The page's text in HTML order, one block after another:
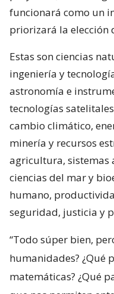
funcionará como un
priorizará la elección
Estas son ciencias
ingeniería y
astronomía e
tecnologías
cambio climático,
minería y recursos
agricultura, sistemas
ciencias del mar y
humano,
seguridad, justicia y
“Todo súper bien,
humanidades? ¿Qué
matemáticas? ¿Qué